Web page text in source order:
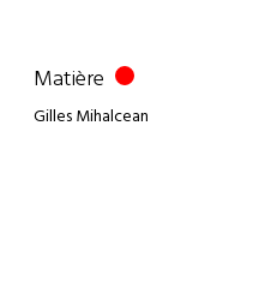
Matière
Gilles Mihalcean